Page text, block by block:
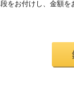
段をお付けし、金額を